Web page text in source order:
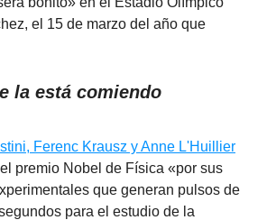
el 15 de marzo del año que
la está comiendo
Ferenc Krausz y Anne L'Huillier
premio Nobel de Física «por sus
que generan pulsos de
para el estudio de la